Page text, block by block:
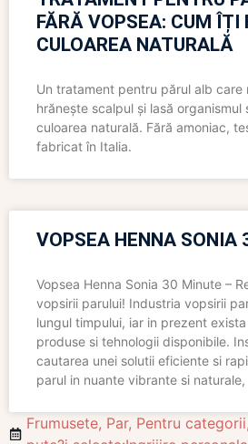
FĂRĂ VOPSEA: CUM ÎȚI
CULOAREA NATURALĂ
Un tratament pentru părul alb care
hrănește scalpul și lasă
culoarea naturală. Fără amoniac,
fabricat în Italia.
VOPSEA HENNA SONIA
Vopsea Henna Sonia 30 Minute –
vopsirii parului! Industria vopsirii
lungul timpului, iar in prezent
produse si tehnologii disponibile.
cautarea unei solutii eficiente si
parul in nuante vibrante si naturale,
Frumusete, Par, Pentru categorii,